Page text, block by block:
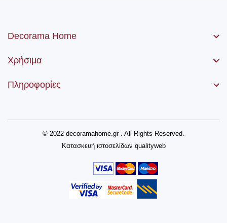
Decorama Home
Χρήσιμα
Πληροφορίες
© 2022 decoramahome.gr . All Rights Reserved.
Κατασκευή ιστοσελίδων qualityweb